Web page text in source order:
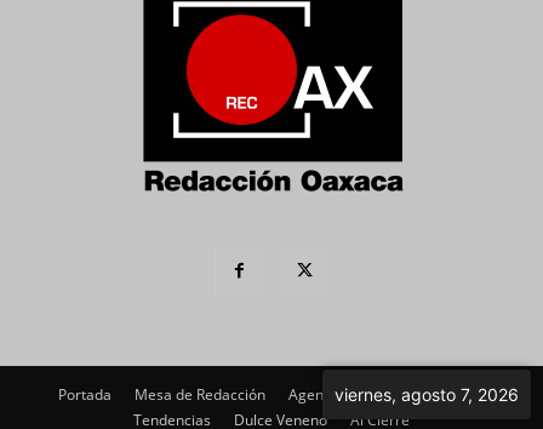
Portada Mesa de Redacción Agenda Política
Imagen
Tendencias
Dulce Veneno Al Cierre
viernes, agosto 7, 2026